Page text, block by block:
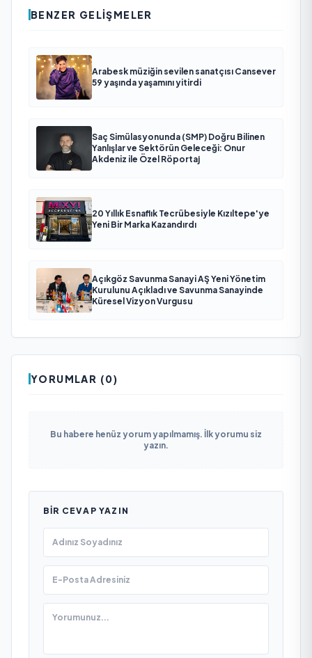
BENZER GELIŞMELER
Arabesk müziğin sevilen sanatçısı Cansever
59 yaşında yaşamını yitirdi
Saç Simülasyonunda (SMP) Doğru Bilinen
Yanlışlar ve Sektörün Geleceği: Onur
Akdeniz ile Özel Röportaj
20 Yıllık Esnaflık Tecrübesiyle Kızıltepe'ye
Yeni Bir Marka Kazandırdı
Açıkgöz Savunma Sanayi AŞ Yeni Yönetim
Kurulunu Açıkladı ve Savunma Sanayinde
Küresel Vizyon Vurgusu
YORUMLAR (0)
Bu habere henüz yorum yapılmamış. İlk yorumu siz
yazın.
BIR CEVAP YAZIN